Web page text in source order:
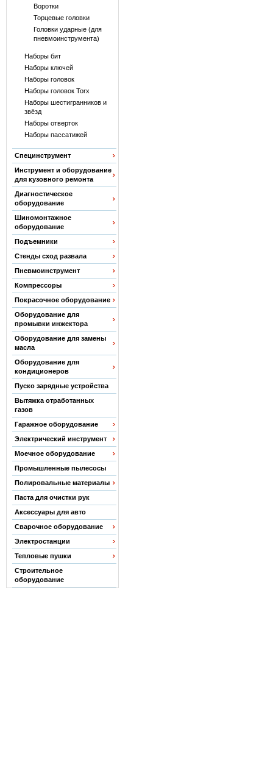
Воротки
Торцевые головки
Головки ударные (для
пневмоинструмента)
Наборы бит
Наборы ключей
Наборы головок
Наборы головок Torx
Наборы шестигранников и
звёзд
Наборы отверток
Наборы пассатижей
Специнструмент
Инструмент и оборудование
для кузовного ремонта
Диагностическое
оборудование
Шиномонтажное
оборудование
Подъемники
Стенды сход развала
Пневмоинструмент
Компрессоры
Покрасочное оборудование
Оборудование для
промывки инжектора
Оборудование для замены
масла
Оборудование для
кондиционеров
Пуско зарядные устройства
Вытяжка отработанных
газов
Гаражное оборудование
Электрический инструмент
Моечное оборудование
Промышленные пылесосы
Полировальные материалы
Паста для очистки рук
Аксессуары для авто
Сварочное оборудование
Электростанции
Тепловые пушки
Строительное
оборудование